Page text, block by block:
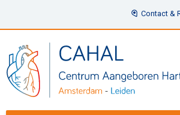
Contact &